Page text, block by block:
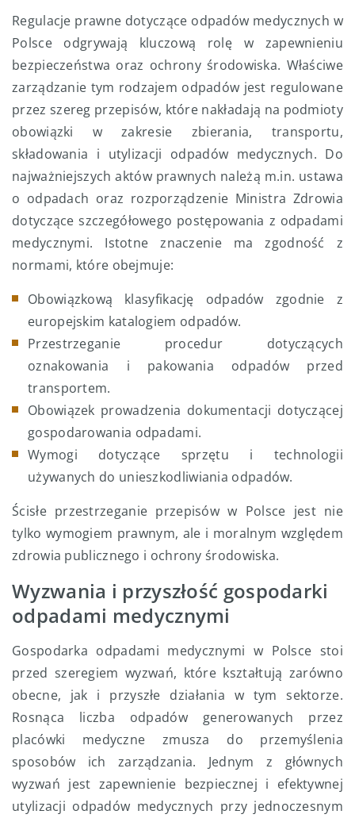
Regulacje prawne dotyczące odpadów medycznych w
Polsce odgrywają kluczową rolę w zapewnieniu
bezpieczeństwa oraz ochrony środowiska. Właściwe
zarządzanie tym rodzajem odpadów jest regulowane
przez szereg przepisów, które nakładają na podmioty
obowiązki w zakresie zbierania, transportu,
składowania i utylizacji odpadów medycznych. Do
najważniejszych aktów prawnych należą m.in. ustawa
o odpadach oraz rozporządzenie Ministra Zdrowia
dotyczące szczegółowego postępowania z odpadami
medycznymi. Istotne znaczenie ma zgodność z
normami, które obejmuje:
Obowiązkową klasyfikację odpadów zgodnie z
europejskim katalogiem odpadów.
Przestrzeganie procedur dotyczących
oznakowania i pakowania odpadów przed
transportem.
Obowiązek prowadzenia dokumentacji dotyczącej
gospodarowania odpadami.
Wymogi dotyczące sprzętu i technologii
używanych do unieszkodliwiania odpadów.
Ścisłe przestrzeganie przepisów w Polsce jest nie
tylko wymogiem prawnym, ale i moralnym względem
zdrowia publicznego i ochrony środowiska.
Wyzwania i przyszłość gospodarki
odpadami medycznymi
Gospodarka odpadami medycznymi w Polsce stoi
przed szeregiem wyzwań, które kształtują zarówno
obecne, jak i przyszłe działania w tym sektorze.
Rosnąca liczba odpadów generowanych przez
placówki medyczne zmusza do przemyślenia
sposobów ich zarządzania. Jednym z głównych
wyzwań jest zapewnienie bezpiecznej i efektywnej
utylizacji odpadów medycznych przy jednoczesnym